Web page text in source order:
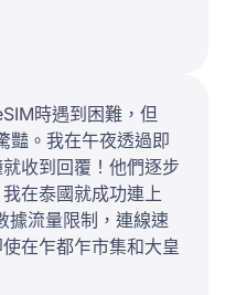
時遇到困難，但
豔。我在午夜透過即
收到回覆！他們逐步
在泰國就成功連上
據流量限制，連線速
在乍都乍市集和大皇